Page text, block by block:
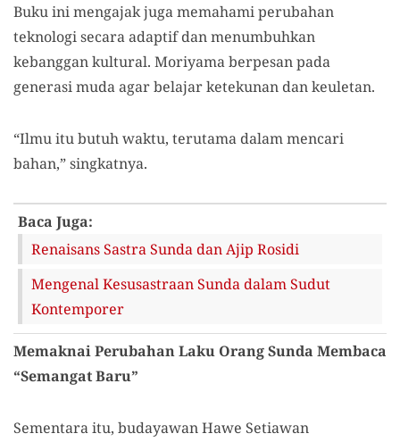
Buku ini mengajak juga memahami perubahan
teknologi secara adaptif dan menumbuhkan
kebanggan kultural. Moriyama berpesan pada
generasi muda agar belajar ketekunan dan keuletan.
“Ilmu itu butuh waktu, terutama dalam mencari
bahan,” singkatnya.
Baca Juga:
Renaisans Sastra Sunda dan Ajip Rosidi
Mengenal Kesusastraan Sunda dalam Sudut
Kontemporer
Memaknai Perubahan Laku Orang Sunda Membaca
“Semangat Baru”
Sementara itu, budayawan Hawe Setiawan